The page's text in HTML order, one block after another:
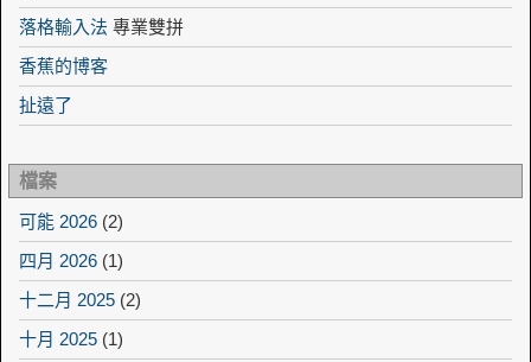
落格輸入法 專業雙拼
香蕉的博客
扯遠了
檔案
可能 2026 (2)
四月 2026 (1)
十二月 2025 (2)
十月 2025 (1)